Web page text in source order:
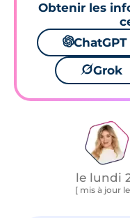
Obtenir les
🌌ChatGPT
🪐Grok
le lundi
[ mis à jour